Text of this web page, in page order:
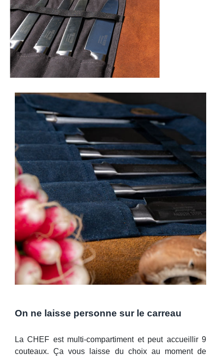
On ne laisse personne sur le carreau
La CHEF est multi-compartiment et peut accueillir 9
couteaux. Ça vous laisse du choix au moment de